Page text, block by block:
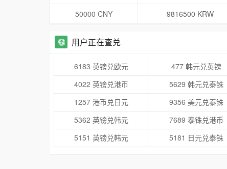
50000 CNY
9816500 KRW
用户正在查兑
6183 英镑兑欧元 477 韩元兑英镑
4022 英镑兑港币
5629 韩元兑泰铢
1257 港币兑日元
9356 美元兑泰铢
5362 英镑兑韩元
7689 泰铢兑港币
5151 英镑兑韩元
5181 日元兑泰铢